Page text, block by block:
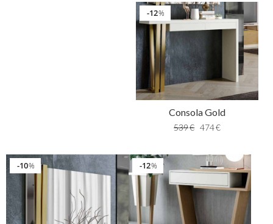
%
12
Consola Gold
539€ 474€
%
10 %
12